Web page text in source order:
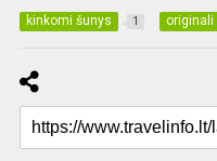
kinkomi šunys 1 originali